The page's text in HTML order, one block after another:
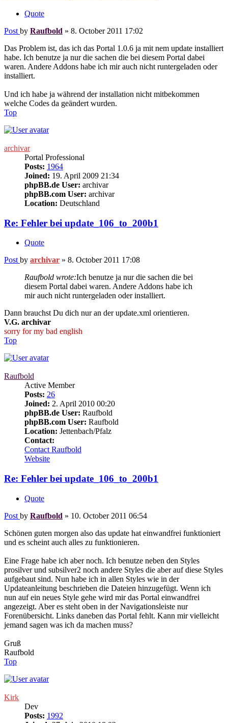
Quote
Post by Raufbold » 8. October 2011 17:02
Das Problem ist, das ich das Portal 1.0.6 ja mit nem update installiert
habe. Ich benutze ja nur die sachen die bei diesem Portal dabei
waren. Andere Addons habe ich mir auch nicht runtergeladen oder
installiert.
Und ich habe ja während der installation nicht mitbekommen
welche Codes da geändert wurden.
Top
archivar
Portal Professional
Posts: 1964
Joined: 19. April 2009 21:34
phpBB.de User: archivar
phpBB.com User: archivar
Location: Deutschland
Re: Fehler bei update_106_to_200b1
Quote
Post by archivar » 8. October 2011 17:08
Raufbold wrote:Ich benutze ja nur die sachen die bei
diesem Portal dabei waren. Andere Addons habe ich
mir auch nicht runtergeladen oder installiert.
Dann brauchst Du dich nur an der update.xml orientieren.
V.G. archivar
sorry for my bad english
Top
Raufbold
Active Member
Posts: 26
Joined: 2. April 2010 00:20
phpBB.de User: Raufbold
phpBB.com User: Raufbold
Location: Jettenbach/Pfalz
Contact:
Contact Raufbold
Website
Re: Fehler bei update_106_to_200b1
Quote
Post by Raufbold » 10. October 2011 06:54
Schönen guten morgen also das update hat einwandfrei funktioniert
und es scheint auch alles zu funktionieren.
Eine Frage habe ich aber noch. Ich benutze neben den Styles
prosilver und subsilver2 noch andere Styles die aber auf diese Styles
aufgebaut sind. Nun habe ich in allen Styles wie in der
Updateanleitung beschrieben die Dateien hinzugefügt. Wenn ich
nun auf ein neues Style gehe wird mir das Portal einwandfrei
angezeigt. Aber es steht oben in der Navigationsleiste nur
Forenübersicht. Links daneben das Portal fehlt. Kann mir vielleicht
jemand sagen was ich da machen muss?
Gruß
Raufbold
Top
Kirk
Dev
Posts: 1992